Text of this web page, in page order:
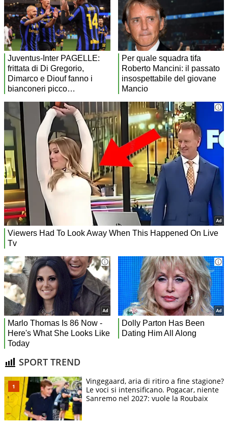
SPORT TREND
Vingegaard, aria di ritiro a fine stagione?
Le voci si intensificano. Pogacar, niente
Sanremo nel 2027: vuole la Roubaix